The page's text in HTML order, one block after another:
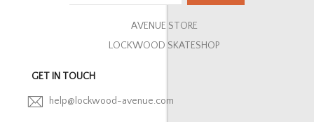
AVENUE STORE
LOCKWOOD SKATESHOP
GET IN TOUCH
help@lockwood-avenue.com